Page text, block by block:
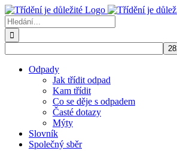
Přeskočit
na
obsah
Hledat:
Odpady
Jak třídit odpad
Kam třídit
Co se děje s odpadem
Časté dotazy
Mýty
Slovník
Společný sběr